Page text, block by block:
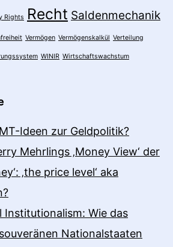
Rights Recht Saldenmechanik
Vermögen Vermögenskalkül Verteilung
WINIR Wirtschaftswachstum
Ideen zur Geldpolitik?
Mehrlings ‚Money View‘ der
‚the price level‘ aka
Institutionalism: Wie das
Nationalstaaten